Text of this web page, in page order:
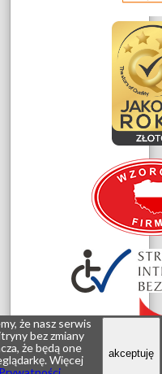
że nasz serwis
bez zmiany
że będą one
Więcej
akceptuję